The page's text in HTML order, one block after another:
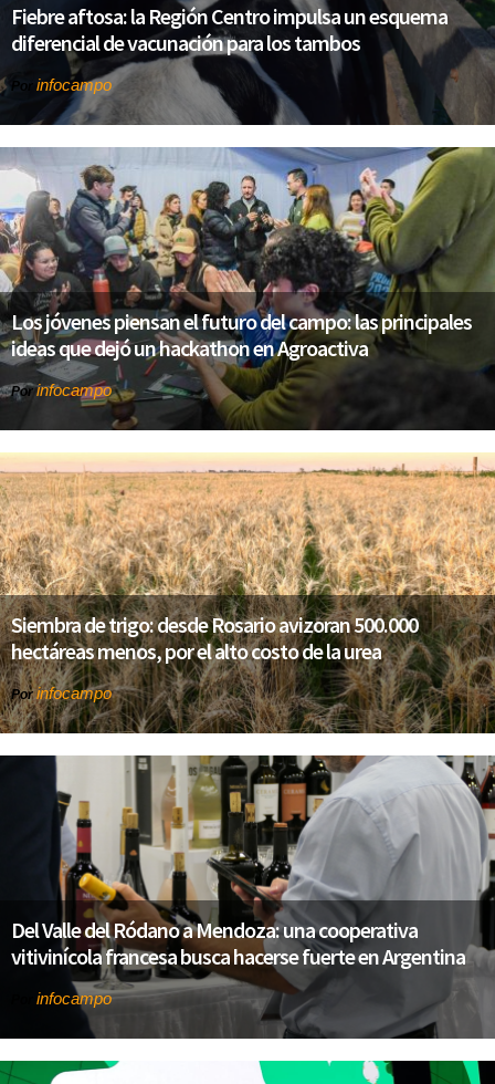
Fiebre aftosa: la Región Centro impulsa un esquema
diferencial de vacunación para los tambos
Por infocampo
Los jóvenes piensan el futuro del campo: las principales
ideas que dejó un hackathon en Agroactiva
Porinfocampo
Siembra de trigo: desde Rosario avizoran 500.000
hectáreas menos, por el alto costo de la urea
Porinfocampo
Del Valle del Ródano a Mendoza: una cooperativa
vitivinícola francesa busca hacerse fuerte en Argentina
infocampo